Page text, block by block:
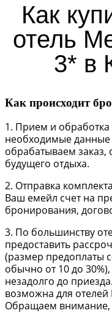
Как
отель
3* в
Как происходит
1. Прием и
необходимые
обрабатываем заказ,
будущего отдыха.
2. Отправка
Ваш емейл счет на
бронирования,
3. По большинству
предоставить
(размер предоплаты
обычно от 10 до
незадолго до
возможна для отелей
Обращаем внимание,